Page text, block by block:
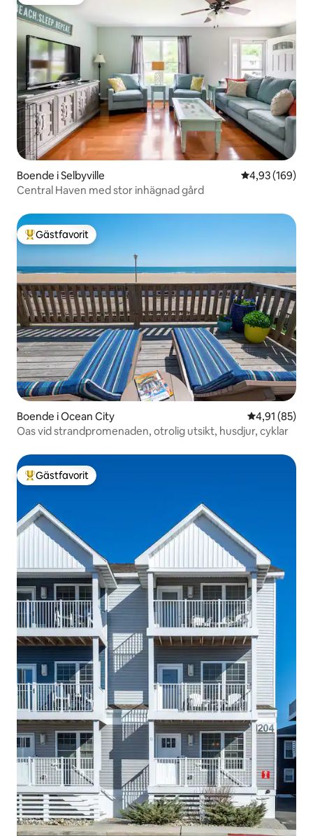
Boende i Selbyville 4,93 av 5 i
4,93 (169)
Central Haven med stor inhägnad gård
Populär gästfavorit
Gästfavorit
Boende i Ocean City 4,91 av 5 i
4,91 (85)
Oas vid strandpromenaden, otrolig utsikt, husdjur, cyklar
Populär gästfavorit
Gästfavorit